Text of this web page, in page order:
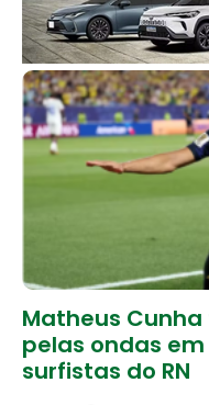
Matheus
pelas ondas
surfistas do RN